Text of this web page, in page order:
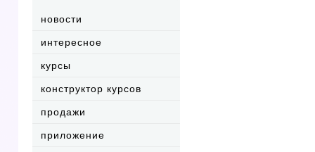
новости
интересное
курсы
конструктор курсов
продажи
приложение